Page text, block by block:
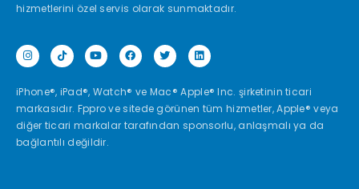
hizmetlerini özel servis olarak sunmaktadır.
iPhone®, iPad®, Watch® ve Mac® Apple® Inc. şirketinin ticari
markasıdır. Fppro ve sitede görünen tüm hizmetler, Apple® veya
diğer ticari markalar tarafından sponsorlu, anlaşmalı ya da
bağlantılı değildir.